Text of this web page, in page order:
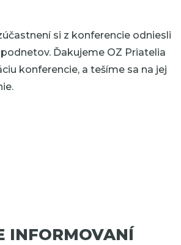
si z konferencie odniesli
Ďakujeme OZ Priatelia
konferencie, a tešíme sa na jej
INFORMOVANÍ